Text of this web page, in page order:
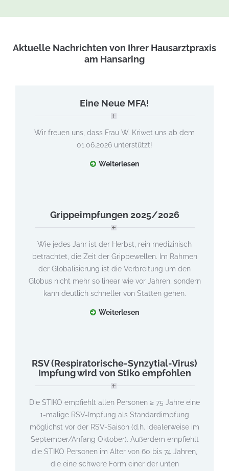
Aktuelle Nachrichten von Ihrer Hausarztpraxis
am Hansaring
Eine Neue MFA!
Wir freuen uns, dass Frau W. Kriwet uns ab dem
01.06.2026 unterstützt!
Weiterlesen
Grippeimpfungen 2025/2026
Wie jedes Jahr ist der Herbst, rein medizinisch
betrachtet, die Zeit der Grippewellen. Im Rahmen
der Globalisierung ist die Verbreitung um den
Globus nicht mehr so linear wie vor Jahren, sondern
kann deutlich schneller von Statten gehen.
Weiterlesen
RSV (Respiratorische-Synzytial-Virus)
Impfung wird von Stiko empfohlen
Die STIKO empfiehlt allen Personen ≥ 75 Jahre eine
1-malige RSV-Impfung als Standardimpfung
möglichst vor der RSV-Saison (d.h. idealerweise im
September/Anfang Oktober). Außerdem empfiehlt
die STIKO Personen im Alter von 60 bis 74 Jahren,
die eine schwere Form einer der unten